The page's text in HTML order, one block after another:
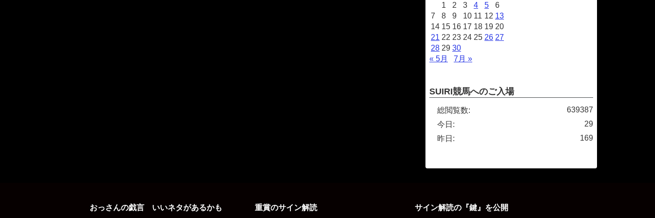
1 2 3 4 5
6
7
8 9 10 11 12 13
14 15 16 17 18 19 20
21 22 23 24 25 26 27
28 29 30
« 5月
7月 »
SUIRI競馬へのご入場
639387
総閲覧数:
29
今日:
169
昨日:
おっさんの戯言 いいネタがあるかも 重賞のサイン解読 サイン解読の『鍵』を公開